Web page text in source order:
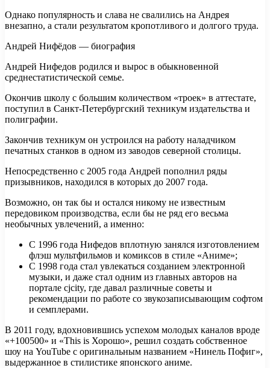
Однако популярность и слава не свалились на Андрея
внезапно, а стали результатом кропотливого и долгого труда.
Андрей Нифёдов — биография
Андрей Нифедов родился и вырос в обыкновенной
среднестатистической семье.
Окончив школу с большим количеством «троек» в аттестате,
поступил в Санкт-Петербургский техникум издательства и
полиграфии.
Закончив техникум он устроился на работу наладчиком
печатных станков в одном из заводов северной столицы.
Непосредственно с 2005 года Андрей пополнил ряды
призывников, находился в которых до 2007 года.
Возможно, он так бы и остался никому не известным
передовиком производства, если бы не ряд его весьма
необычных увлечений, а именно:
С 1996 года Нифедов вплотную занялся изготовлением
флэш мультфильмов и комиксов в стиле «Аниме»;
С 1998 года стал увлекаться созданием электронной
музыки, и даже стал одним из главных авторов на
портале cjcity, где давал различные советы и
рекомендации по работе со звукозаписывающим софтом
и семплерами.
В 2011 году, вдохновившись успехом молодых каналов вроде
«+100500» и «This is Хорошо», решил создать собственное
шоу на YouTube с оригинальным названием «Нинель Пофиг»,
выдержанное в стилистике японского аниме.